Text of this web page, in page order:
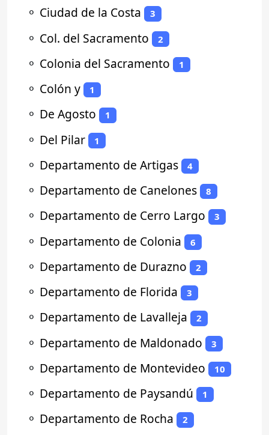
⚬ Ciudad de la Costa 3
⚬ Col. del Sacramento 2
⚬ Colonia del Sacramento 1
⚬ Colón y 1
⚬ De Agosto 1
⚬ Del Pilar 1
⚬ Departamento de Artigas 4
⚬ Departamento de Canelones 8
⚬ Departamento de Cerro Largo 3
⚬ Departamento de Colonia 6
⚬ Departamento de Durazno 2
⚬ Departamento de Florida 3
⚬ Departamento de Lavalleja 2
⚬ Departamento de Maldonado 3
⚬ Departamento de Montevideo 10
⚬ Departamento de Paysandú 1
⚬ Departamento de Rocha 2